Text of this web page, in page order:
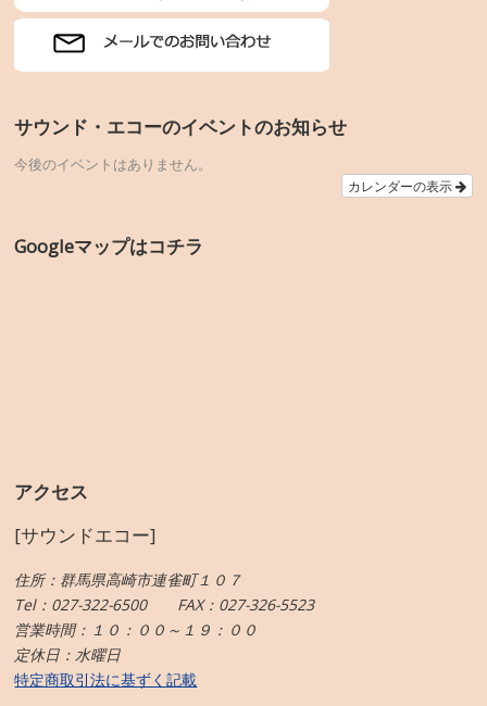
サウンド・エコーのイベントのお知らせ
今後のイベントはありません。
カレンダーの表示
Googleマップはコチラ
アクセス
[サウンドエコー]
住所：群馬県高崎市連雀町１０７
Tel：027-322-6500 FAX：027-326-5523
営業時間：１０：００～１９：００
定休日：水曜日
特定商取引法に基ずく記載